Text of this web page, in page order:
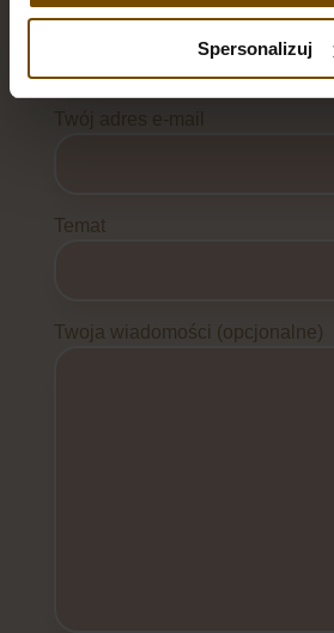
Spersonalizuj
Twoje imię i nazwisko
Twój adres e-mail
Temat
Twoja wiadomości (opcjonalne)